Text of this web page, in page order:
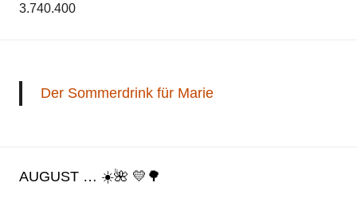
3.740.400
Der Sommerdrink für Marie
AUGUST … ☀️🌺 💛🌳